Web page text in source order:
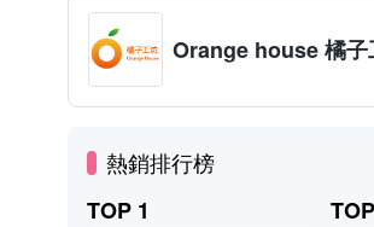
Orange house 橘子
熱銷排行榜
TOP 1